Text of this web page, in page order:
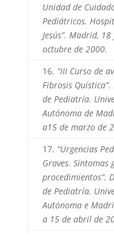
Unidad de
Pediátricos.
Jesús”. Madrid, 18
octubre de 2000.
16. “III Curso de
Fibrosis
de Pediatría.
Autónoma de
a15 de marzo de
17. “Urgencias
Graves. Síntomas
procedimientos”.
de Pediatría.
Autónoma e
a 15 de abril de